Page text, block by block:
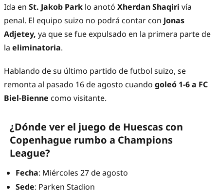
Ida en St. Jakob Park lo anotó Xherdan Shaqiri vía
penal. El equipo suizo no podrá contar con Jonas
Adjetey, ya que se fue expulsado en la primera parte de
la eliminatoria.
Hablando de su último partido de futbol suizo, se
remonta al pasado 16 de agosto cuando goleó 1-6 a FC
Biel-Bienne como visitante.
¿Dónde ver el juego de Huescas con
Copenhague rumbo a Champions
League?
Fecha: Miércoles 27 de agosto
Sede: Parken Stadion